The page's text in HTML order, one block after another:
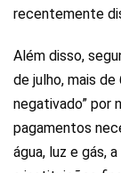
recentemente
Além disso,
de julho, mais
negativado” por
pagamentos
água, luz e gás,